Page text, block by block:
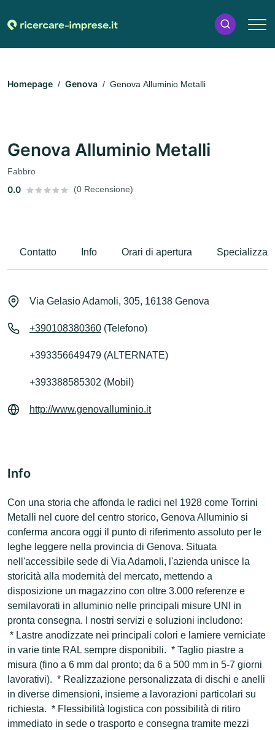
Homepage Genova Genova Alluminio Metalli
Genova Alluminio Metalli
Fabbro
0.0 (0 Recensione)
Contatto Info Orari di apertura
Via Gelasio Adamoli, 305, 16138 Genova
+390108380360 (Telefono)
+393356649479 (ALTERNATE)
+393388585302 (Mobil)
http://www.genovalluminio.it
Info
Con una storia che affonda le radici nel 1928 come Torrini
Metalli nel cuore del centro storico, Genova Alluminio si
conferma ancora oggi il punto di riferimento assoluto per le
leghe leggere nella provincia di Genova. Situata
nell'accessibile sede di Via Adamoli, l'azienda unisce la
storicità alla modernità del mercato, mettendo a
disposizione un magazzino con oltre 3.000 referenze e
semilavorati in alluminio nelle principali misure UNI in
pronta consegna. I nostri servizi e soluzioni includono:
* Lastre anodizzate nei principali colori e lamiere verniciate
in varie tinte RAL sempre disponibili. * Taglio piastre a
misura (fino a 6 mm dal pronto; da 6 a 500 mm in 5-7 giorni
lavorativi). * Realizzazione personalizzata di dischi e anelli
in diverse dimensioni, insieme a lavorazioni particolari su
richiesta. * Flessibilità logistica con possibilità di ritiro
immediato in sede o trasporto e consegna tramite mezzi